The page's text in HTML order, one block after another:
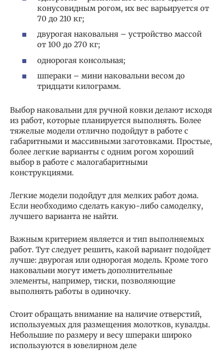
конусовидным рогом, их вес варьируется от
70 до 210 кг;
двурогая наковальня – устройство массой
от 100 до 270 кг;
однорогая консольная;
шпераки – мини наковальни весом до
тридцати килограмм.
Выбор наковальни для ручной ковки делают исходя
из работ, которые планируется выполнять. Более
тяжелые модели отлично подойдут в работе с
габаритными и массивными заготовками. Простые,
более легкие варианты с одним рогом хороший
выбор в работе с малогабаритными
конструкциями.
Легкие модели подойдут для мелких работ дома.
Если необходимо сделать какую-либо самоделку,
лучшего варианта не найти.
Важным критерием является и тип выполняемых
работ. Тут следует решить, какой вариант подойдет
лучше: двурогая или однорогая модель. Кроме того
наковальни могут иметь дополнительные
элементы, например, тиски, позволяющие
выполнять работы в одиночку.
Стоит обращать внимание на наличие отверстий,
используемых для размещения молотков, кувалды.
Небольшие по размеру и весу шпераки широко
используются в ювелирном деле